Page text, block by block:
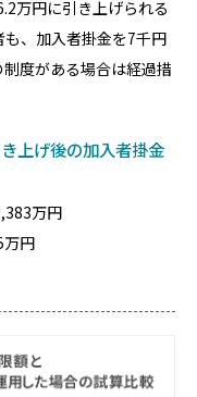
万円に引き上げられる
、加入者掛金を7千円
度がある場合は経過措
上げ後の加入者掛金
万円
円